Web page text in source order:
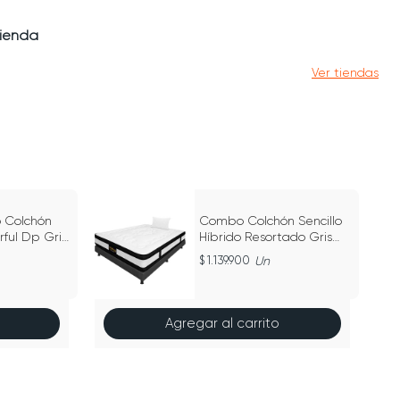
Ver tiendas
Dp Gris
Combo Colchón Sencillo
Híbrido Resortado Gris
100Cm X 190Cm
1.139.900 Un
Agregar al carrito